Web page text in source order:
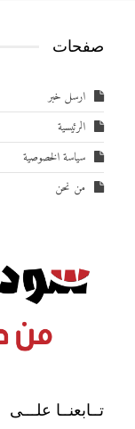
صفحات
ارسل خبر
الرئيسية
سياسة الخصوصية
من نحن
تــابعنــا علـــى